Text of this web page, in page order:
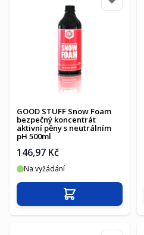
GOOD STUFF Snow Foam
bezpečný koncentrát
aktivní pěny s neutrálním
pH 500ml
146,97 Kč
Na vyžádání
Přidat do košíku